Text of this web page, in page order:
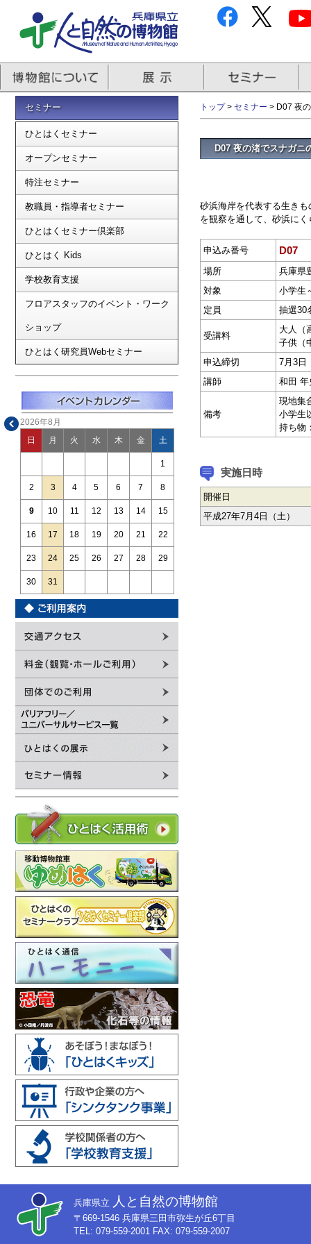
セミナー
ひとはくセミナー
オープンセミナー
特注セミナー
教職員・指導者セミナー
ひとはくセミナー倶楽部
ひとはく Kids
学校教育支援
フロアスタッフのイベント・ワーク
ショップ
ひとはく研究員Webセミナー
2026年8月
日 月 火 水 木 金 土
1
2 3 4 5 6 7 8
9 10 11 12 13 14 15
16 17 18 19 20 21 22
23 24 25 26 27 28 29
30 31
トップ> セミナー > D07 夜
D07 夜の渚でスナガニ
砂浜海岸を代表する生き
を観察を通して、砂浜に
申込み番号 D07
場所
兵庫県
対象
小学生
定員
抽選30
受講料
大人（
子供（
申込締切
7月3日
講師
和田 年
備考
現地集
小学生
持ち物
実施日時
開催日
平成27年7月4日（土）
兵庫県立 人と自然の博物館
〒669-1546 兵庫県三田市弥生が丘6丁目
TEL: 079-559-2001 FAX: 079-559-2007